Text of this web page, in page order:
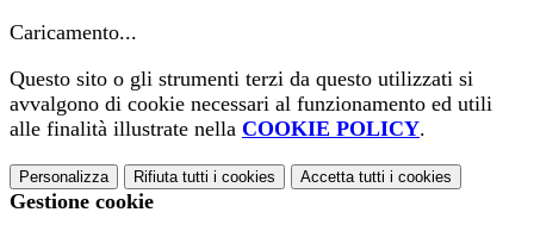
Caricamento...
Questo sito o gli strumenti terzi da questo utilizzati si
avvalgono di cookie necessari al funzionamento ed utili
alle finalità illustrate nella COOKIE POLICY.
Personalizza Rifiuta tutti i cookies Accetta tutti i cookies
Gestione cookie